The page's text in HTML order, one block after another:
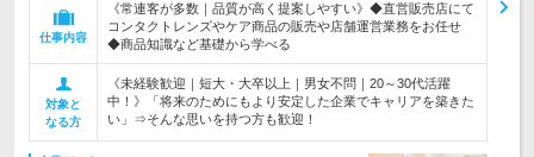
仕事内容
《常連客が多数｜品質が高く提案しやすい》◆直営販売店にて
コンタクトレンズやケア商品の販売や店舗運営業務をお任せ
◆商品知識など基礎から学べる
対象と
なる方
《未経験歓迎｜短大・大卒以上｜男女不問｜20～30代活躍
中！》「将来のためにもより安定した企業でキャリアを築きた
い」⇒そんな思いを持つ方も歓迎！